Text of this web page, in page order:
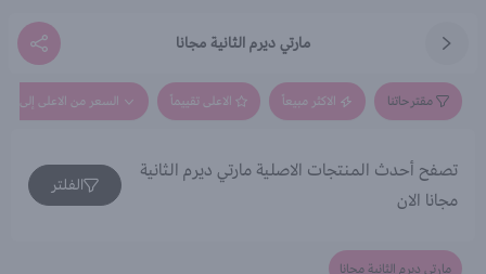
مارتي ديرم الثانية مجانا
مقترحاتنا الاكثر مبيعاً الاعلى تقييماً السعر من الاعلى إلى
تصفح أحدث المنتجات الاصلية مارتي ديرم الثانية
مجانا الان
الفلتر
مارتي ديرم الثانية مجانا